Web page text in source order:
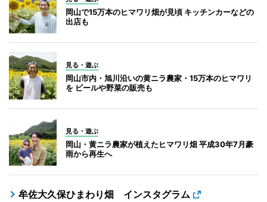
岡山で15万本のヒマワリ畑が見頃 キッチンカーなどの
出店も
見る・遊ぶ
岡山市内・旭川沿いの黄ニラ農家・15万本のヒマワリ
を ビールや野菜の販売も
見る・遊ぶ
岡山・黄ニラ農家が植えたヒマワリ畑 平成30年7月豪
雨から再生へ
牟佐大久保ひまわり畑 インスタグラム